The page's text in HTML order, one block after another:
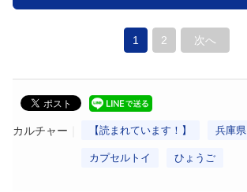
1 2 次へ
カルチャー 【読まれています！】 兵庫県
カプセルトイ ひょうご